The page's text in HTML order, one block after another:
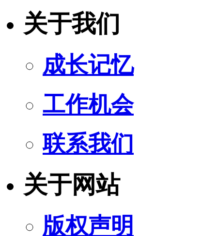
关于我们
成长记忆
工作机会
联系我们
关于网站
版权声明